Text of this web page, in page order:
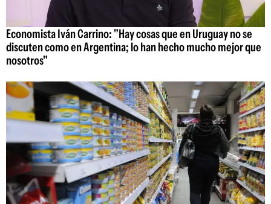
Economista Iván Carrino: "Hay cosas que en Uruguay no se
discuten como en Argentina; lo han hecho mucho mejor que
nosotros"